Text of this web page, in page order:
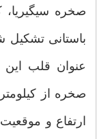
صخره
عنوان قلب این
صخره از
ارتفاع و